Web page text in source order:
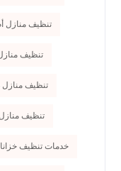
تنظيف منازل
تنظيف
تنظيف منازل
تنظيف
خدمات تنظيف